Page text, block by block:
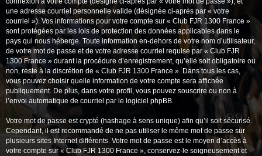
une adresse courriel personnelle valide (désignée ci-après par « votre
courriel »). Vos informations pour votre compte sur « Club FJR 1300 France »
sont protégées par les lois de protection des données applicables dans le
pays qui nous héberge. Toute information en-dehors de votre nom d’utilisateur,
de votre mot de passe et de votre adresse courriel requise par « Club FJR
1300 France » durant la procédure d’enregistrement, qu’elle soit obligatoire ou
non, reste à la discrétion de « Club FJR 1300 France ». Dans tous les cas,
vous pouvez choisir quelle information de votre compte sera affichée
publiquement. De plus, dans votre profil, vous pouvez souscrire ou non à
l’envoi automatique de courriel par le logiciel phpBB.
Votre mot de passe est crypté (hashage à sens unique) afin qu’il soit sécurisé.
Cependant, il est recommandé de ne pas utiliser le même mot de passe sur
plusieurs sites Internet différents. Votre mot de passe est le moyen d’accès à
votre compte sur « Club FJR 1300 France », conservez-le soigneusement et